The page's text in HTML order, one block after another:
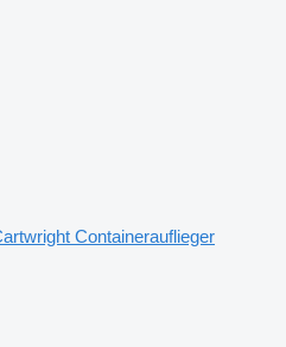
Containerauflieger